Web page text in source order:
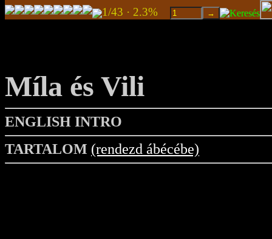
1/43 · 2.3%
Míla és Vili
ENGLISH INTRO
TARTALOM (rendezd ábécébe)